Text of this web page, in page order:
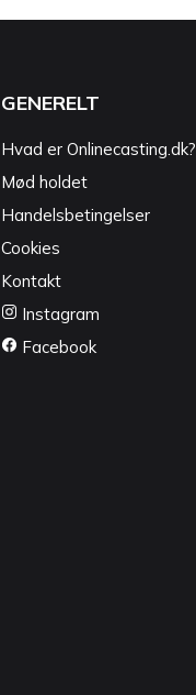
GENERELT
Hvad er Onlinecasting.dk?
Mød holdet
Handelsbetingelser
Cookies
Kontakt
Instagram
Facebook